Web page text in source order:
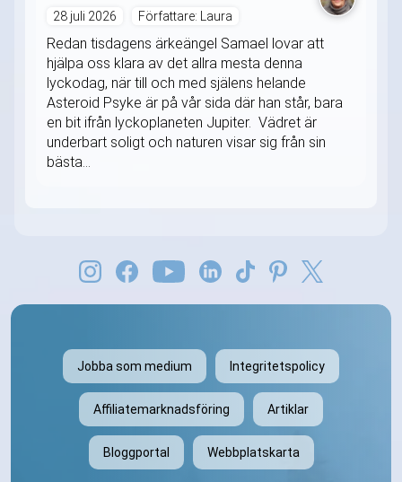
28 juli 2026 Författare: Laura
Redan tisdagens ärkeängel Samael lovar att
hjälpa oss klara av det allra mesta denna
lyckodag, när till och med själens helande
Asteroid Psyke är på vår sida där han står, bara
en bit ifrån lyckoplaneten Jupiter. Vädret är
underbart soligt och naturen visar sig från sin
bästa...
Jobba som medium Integritetspolicy
Affiliatemarknadsföring Artiklar
Bloggportal Webbplatskarta